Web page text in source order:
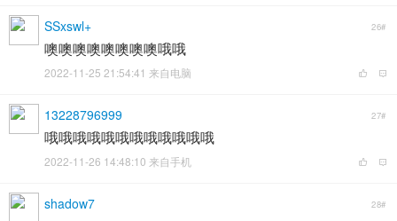
SSxswl+ 26#
噢噢噢噢噢噢噢噢哦哦
2022-11-25 21:54:41 来自电脑
13228796999 27#
哦哦哦哦哦哦哦哦哦哦哦哦
2022-11-26 14:48:10 来自手机
shadow7 28#